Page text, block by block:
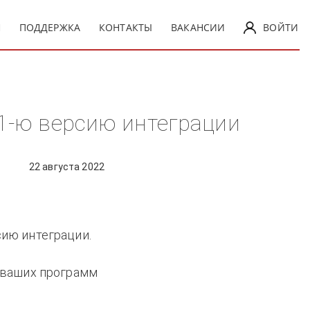
ПОДДЕРЖКА КОНТАКТЫ ВАКАНСИИ ВОЙТИ
ю версию интеграции
22 августа 2022
интеграции.
программ